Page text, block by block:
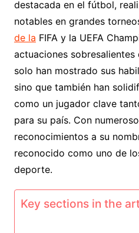
destacada en el fútbol,
notables en grandes
de la FIFA y la UEFA
actuaciones
solo han mostrado sus
sino que también han
como un jugador clave
para su país. Con
reconocimientos a su
reconocido como uno de
deporte.
Key sections in the